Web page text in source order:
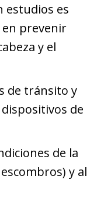
estudios es
en prevenir
y el
de tránsito y
de
de la
y al